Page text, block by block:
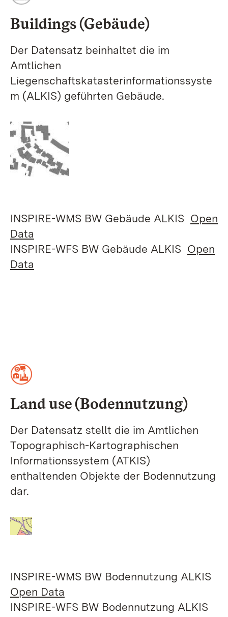
Buildings (Gebäude)
Der Datensatz beinhaltet die im
Amtlichen
Liegenschaftskatasterinformationssyste
m (ALKIS) geführten Gebäude.
INSPIRE-WMS BW Gebäude ALKIS Open
Data
INSPIRE-WFS BW Gebäude ALKIS Open
Data
Land use (Bodennutzung)
Der Datensatz stellt die im Amtlichen
Topographisch-Kartographischen
Informationssystem (ATKIS)
enthaltenden Objekte der Bodennutzung
dar.
INSPIRE-WMS BW Bodennutzung ALKIS
Open Data
INSPIRE-WFS BW Bodennutzung ALKIS